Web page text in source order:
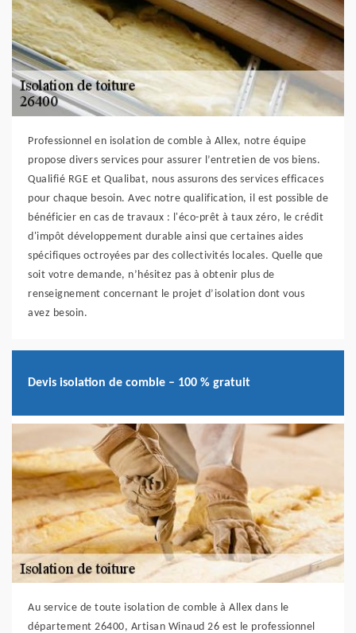
Professionnel en isolation de comble à Allex, notre équipe
propose divers services pour assurer l’entretien de vos biens.
Qualifié RGE et Qualibat, nous assurons des services efficaces
pour chaque besoin. Avec notre qualification, il est possible de
bénéficier en cas de travaux : l'éco-prêt à taux zéro, le crédit
d'impôt développement durable ainsi que certaines aides
spécifiques octroyées par des collectivités locales. Quelle que
soit votre demande, n’hésitez pas à obtenir plus de
renseignement concernant le projet d’isolation dont vous
avez besoin.
Devis isolation de comble – 100 % gratuit
Au service de toute isolation de comble à Allex dans le
département 26400, Artisan Winaud 26 est le professionnel